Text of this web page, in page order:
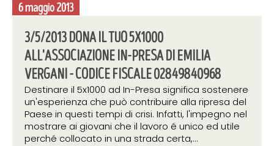
6 maggio 2013
3/5/2013 DONA IL TUO 5X1000
ALL'ASSOCIAZIONE IN-PRESA DI EMILIA
VERGANI - CODICE FISCALE 02849840968
Destinare il 5x1000 ad In-Presa significa sostenere
un'esperienza che può contribuire alla ripresa del
Paese in questi tempi di crisi. Infatti, l'impegno nel
mostrare ai giovani che il lavoro é unico ed utile
perché collocato in una strada certa,...